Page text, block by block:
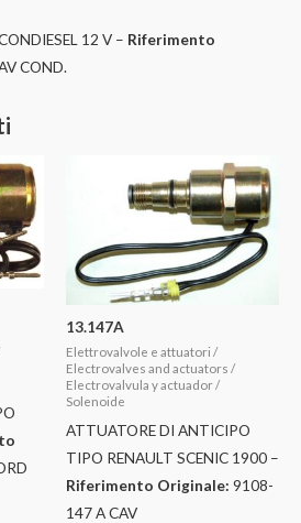
12 V – Riferimento
COND.
13.147A
Elettrovalvole e attuatori /
Electrovalves and actuators /
Electrovalvula y actuador /
Solenoide
ATTUATORE DI ANTICIPO
TIPO RENAULT SCENIC 1900 –
Riferimento Originale: 9108-
147 A CAV